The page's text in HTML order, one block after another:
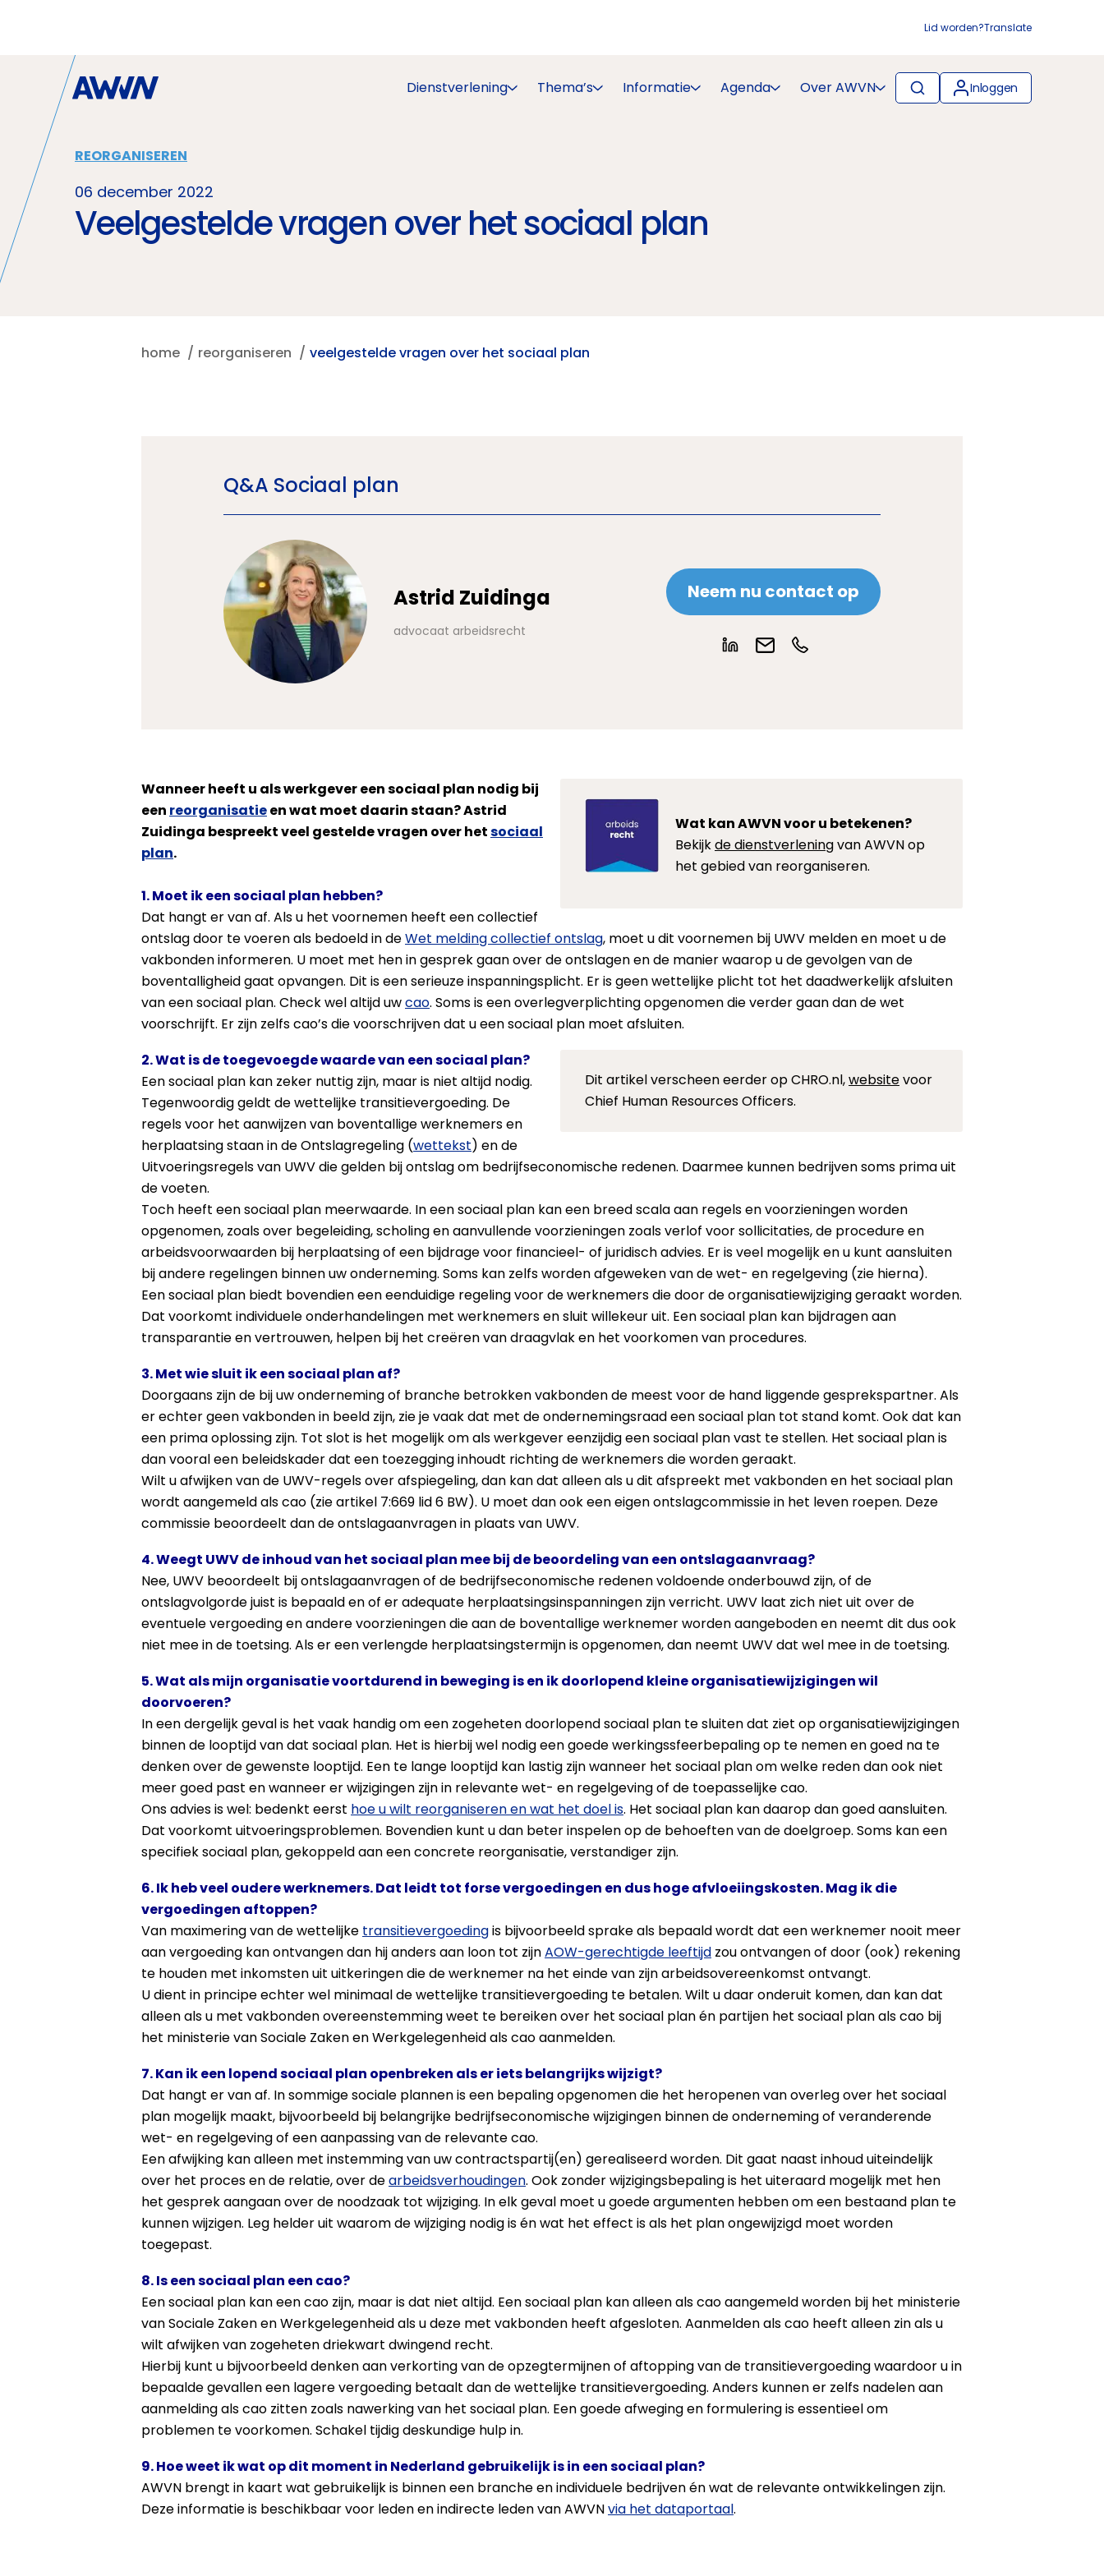
Lid worden?Translate
Dienstverlening Thema’s Informatie Agenda Over AWVN Inloggen
REORGANISEREN
06 december 2022
Veelgestelde vragen over het sociaal plan
home reorganiseren veelgestelde vragen over het sociaal plan
Q&A Sociaal plan
Astrid Zuidinga
advocaat arbeidsrecht
Neem nu contact op
Wat kan AWVN voor u betekenen?
Bekijkde dienstverleningvan AWVN op
het gebied van reorganiseren.
Wanneer heeft u als werkgever een sociaal plan nodig bij
een reorganisatieen wat moet daarin staan? Astrid
Zuidinga bespreekt veel gestelde vragen over hetsociaal
plan.
1. Moet ik een sociaal plan hebben?
Dat hangt er van af. Als u het voornemen heeft een collectief
ontslag door te voeren als bedoeld in deWet melding collectief ontslag, moet u dit voornemen bij UWV melden en moet u de
vakbonden informeren. U moet met hen in gesprek gaan over de ontslagen en de manier waarop u de gevolgen van de
boventalligheid gaat opvangen. Dit is een serieuze inspanningsplicht. Er is geen wettelijke plicht tot het daadwerkelijk afsluiten
van een sociaal plan. Check wel altijd uwcao. Soms is een overlegverplichting opgenomen die verder gaan dan de wet
voorschrijft. Er zijn zelfs cao’s die voorschrijven dat u een sociaal plan moet afsluiten.
Dit artikel verscheen eerder op CHRO.nl,websitevoor
Chief Human Resources Officers.
2. Wat is de toegevoegde waarde van een sociaal plan?
Een sociaal plan kan zeker nuttig zijn, maar is niet altijd nodig.
Tegenwoordig geldt de wettelijke transitievergoeding. De
regels voor het aanwijzen van boventallige werknemers en
herplaatsing staan in de Ontslagregeling (wettekst) en de
Uitvoeringsregels van UWV die gelden bij ontslag om bedrijfseconomische redenen. Daarmee kunnen bedrijven soms prima uit
de voeten.
Toch heeft een sociaal plan meerwaarde. In een sociaal plan kan een breed scala aan regels en voorzieningen worden
opgenomen, zoals over begeleiding, scholing en aanvullende voorzieningen zoals verlof voor sollicitaties, de procedure en
arbeidsvoorwaarden bij herplaatsing of een bijdrage voor financieel- of juridisch advies. Er is veel mogelijk en u kunt aansluiten
bij andere regelingen binnen uw onderneming. Soms kan zelfs worden afgeweken van de wet- en regelgeving (zie hierna).
Een sociaal plan biedt bovendien een eenduidige regeling voor de werknemers die door de organisatiewijziging geraakt worden.
Dat voorkomt individuele onderhandelingen met werknemers en sluit willekeur uit. Een sociaal plan kan bijdragen aan
transparantie en vertrouwen, helpen bij het creëren van draagvlak en het voorkomen van procedures.
3. Met wie sluit ik een sociaal plan af?
Doorgaans zijn de bij uw onderneming of branche betrokken vakbonden de meest voor de hand liggende gesprekspartner. Als
er echter geen vakbonden in beeld zijn, zie je vaak dat met de ondernemingsraad een sociaal plan tot stand komt. Ook dat kan
een prima oplossing zijn. Tot slot is het mogelijk om als werkgever eenzijdig een sociaal plan vast te stellen. Het sociaal plan is
dan vooral een beleidskader dat een toezegging inhoudt richting de werknemers die worden geraakt.
Wilt u afwijken van de UWV-regels over afspiegeling, dan kan dat alleen als u dit afspreekt met vakbonden en het sociaal plan
wordt aangemeld als cao (zie artikel 7:669 lid 6 BW). U moet dan ook een eigen ontslagcommissie in het leven roepen. Deze
commissie beoordeelt dan de ontslagaanvragen in plaats van UWV.
4. Weegt UWV de inhoud van het sociaal plan mee bij de beoordeling van een ontslagaanvraag?
Nee, UWV beoordeelt bij ontslagaanvragen of de bedrijfseconomische redenen voldoende onderbouwd zijn, of de
ontslagvolgorde juist is bepaald en of er adequate herplaatsingsinspanningen zijn verricht. UWV laat zich niet uit over de
eventuele vergoeding en andere voorzieningen die aan de boventallige werknemer worden aangeboden en neemt dit dus ook
niet mee in de toetsing. Als er een verlengde herplaatsingstermijn is opgenomen, dan neemt UWV dat wel mee in de toetsing.
5. Wat als mijn organisatie voortdurend in beweging is en ik doorlopend kleine organisatiewijzigingen wil
doorvoeren?
In een dergelijk geval is het vaak handig om een zogeheten doorlopend sociaal plan te sluiten dat ziet op organisatiewijzigingen
binnen de looptijd van dat sociaal plan. Het is hierbij wel nodig een goede werkingssfeerbepaling op te nemen en goed na te
denken over de gewenste looptijd. Een te lange looptijd kan lastig zijn wanneer het sociaal plan om welke reden dan ook niet
meer goed past en wanneer er wijzigingen zijn in relevante wet- en regelgeving of de toepasselijke cao.
Ons advies is wel: bedenkt eerst hoe u wilt reorganiseren en wat het doel is. Het sociaal plan kan daarop dan goed aansluiten.
Dat voorkomt uitvoeringsproblemen. Bovendien kunt u dan beter inspelen op de behoeften van de doelgroep. Soms kan een
specifiek sociaal plan, gekoppeld aan een concrete reorganisatie, verstandiger zijn.
6. Ik heb veel oudere werknemers. Dat leidt tot forse vergoedingen en dus hoge afvloeiingskosten. Mag ik die
vergoedingen aftoppen?
Van maximering van de wettelijke transitievergoedingis bijvoorbeeld sprake als bepaald wordt dat een werknemer nooit meer
aan vergoeding kan ontvangen dan hij anders aan loon tot zijnAOW-gerechtigde leeftijd zou ontvangen of door (ook) rekening
te houden met inkomsten uit uitkeringen die de werknemer na het einde van zijn arbeidsovereenkomst ontvangt.
U dient in principe echter wel minimaal de wettelijke transitievergoeding te betalen. Wilt u daar onderuit komen, dan kan dat
alleen als u met vakbonden overeenstemming weet te bereiken over het sociaal plan én partijen het sociaal plan als cao bij
het ministerie van Sociale Zaken en Werkgelegenheid als cao aanmelden.
7. Kan ik een lopend sociaal plan openbreken als er iets belangrijks wijzigt?
Dat hangt er van af. In sommige sociale plannen is een bepaling opgenomen die het heropenen van overleg over het sociaal
plan mogelijk maakt, bijvoorbeeld bij belangrijke bedrijfseconomische wijzigingen binnen de onderneming of veranderende
wet- en regelgeving of een aanpassing van de relevante cao.
Een afwijking kan alleen met instemming van uw contractspartij(en) gerealiseerd worden. Dit gaat naast inhoud uiteindelijk
over het proces en de relatie, over dearbeidsverhoudingen. Ook zonder wijzigingsbepaling is het uiteraard mogelijk met hen
het gesprek aangaan over de noodzaak tot wijziging. In elk geval moet u goede argumenten hebben om een bestaand plan te
kunnen wijzigen. Leg helder uit waarom de wijziging nodig is én wat het effect is als het plan ongewijzigd moet worden
toegepast.
8. Is een sociaal plan een cao?
Een sociaal plan kan een cao zijn, maar is dat niet altijd. Een sociaal plan kan alleen als cao aangemeld worden bij het ministerie
van Sociale Zaken en Werkgelegenheid als u deze met vakbonden heeft afgesloten. Aanmelden als cao heeft alleen zin als u
wilt afwijken van zogeheten driekwart dwingend recht.
Hierbij kunt u bijvoorbeeld denken aan verkorting van de opzegtermijnen of aftopping van de transitievergoeding waardoor u in
bepaalde gevallen een lagere vergoeding betaalt dan de wettelijke transitievergoeding. Anders kunnen er zelfs nadelen aan
aanmelding als cao zitten zoals nawerking van het sociaal plan. Een goede afweging en formulering is essentieel om
problemen te voorkomen. Schakel tijdig deskundige hulp in.
9. Hoe weet ik wat op dit moment in Nederland gebruikelijk is in een sociaal plan?
AWVN brengt in kaart wat gebruikelijk is binnen een branche en individuele bedrijven én wat de relevante ontwikkelingen zijn.
Deze informatie is beschikbaar voor leden en indirecte leden van AWVNvia het dataportaal.